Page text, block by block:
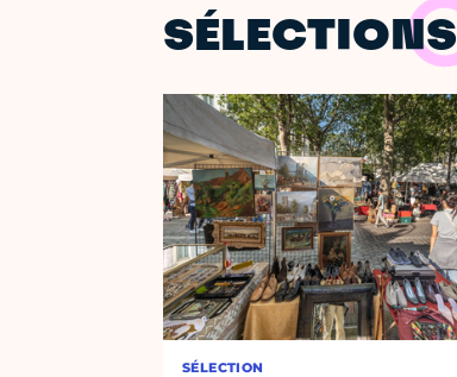
SÉLECTIONS
SÉLECTION